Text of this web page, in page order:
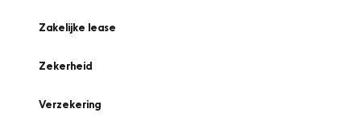
Zakelijke lease
Zekerheid
Verzekering